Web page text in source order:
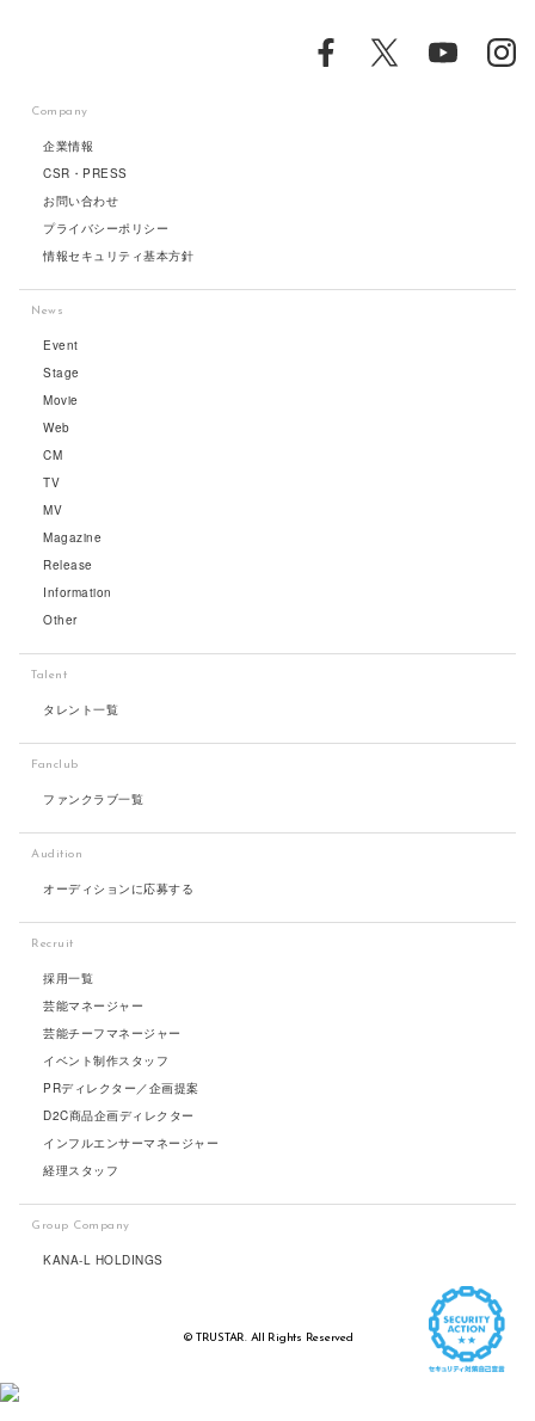
Company
企業情報
CSR・PRESS
お問い合わせ
プライバシーポリシー
情報セキュリティ基本方針
News
Event
Stage
Movie
Web
CM
TV
MV
Magazine
Release
Information
Other
Talent
タレント一覧
Fanclub
ファンクラブ一覧
Audition
オーディションに応募する
Recruit
採用一覧
芸能マネージャー
芸能チーフマネージャー
イベント制作スタッフ
PRディレクター／企画提案
D2C商品企画ディレクター
インフルエンサーマネージャー
経理スタッフ
Group Company
KANA-L HOLDINGS
© TRUSTAR. All Rights Reserved